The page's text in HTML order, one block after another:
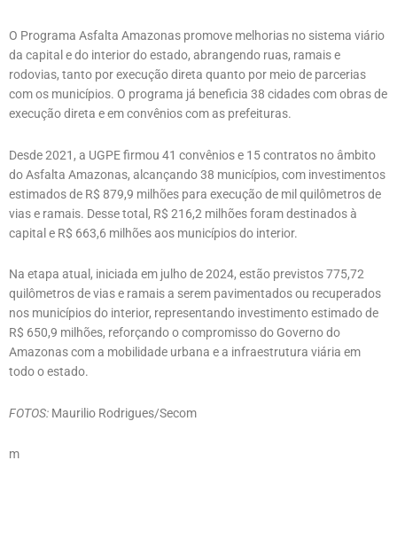
O Programa Asfalta Amazonas promove melhorias no sistema viário
da capital e do interior do estado, abrangendo ruas, ramais e
rodovias, tanto por execução direta quanto por meio de parcerias
com os municípios. O programa já beneficia 38 cidades com obras de
execução direta e em convênios com as prefeituras.
Desde 2021, a UGPE firmou 41 convênios e 15 contratos no âmbito
do Asfalta Amazonas, alcançando 38 municípios, com investimentos
estimados de R$ 879,9 milhões para execução de mil quilômetros de
vias e ramais. Desse total, R$ 216,2 milhões foram destinados à
capital e R$ 663,6 milhões aos municípios do interior.
Na etapa atual, iniciada em julho de 2024, estão previstos 775,72
quilômetros de vias e ramais a serem pavimentados ou recuperados
nos municípios do interior, representando investimento estimado de
R$ 650,9 milhões, reforçando o compromisso do Governo do
Amazonas com a mobilidade urbana e a infraestrutura viária em
todo o estado.
FOTOS: Maurilio Rodrigues/Secom
m